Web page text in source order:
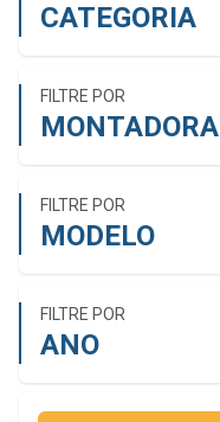
CATEGORIA
FILTRE POR
MONTADORA
FILTRE POR
MODELO
FILTRE POR
ANO